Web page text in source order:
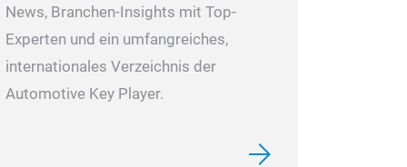
News, Branchen-Insights mit Top-
Experten und ein umfangreiches,
internationales Verzeichnis der
Automotive Key Player.